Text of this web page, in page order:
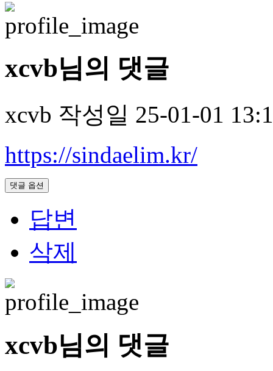
xcvb님의 댓글
xcvb 작성일 25-01-01
https://sindaelim.kr/
댓글 옵션
답변
삭제
xcvb님의 댓글